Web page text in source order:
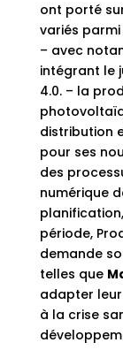
ont porté
variés
– avec
intégrant le
4.0. – la
distribution
pour ses
des
numérique
période,
demande
telles que
adapter
à la crise